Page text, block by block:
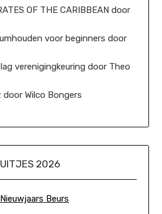
OF THE CARIBBEAN door
voor beginners door
verenigingkeuring door Theo
door Wilco Bongers
UITJES 2026
Beurs